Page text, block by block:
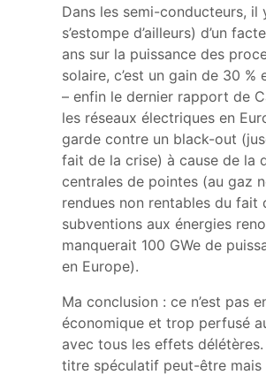
Dans les semi-conducteurs, il
s’estompe d’ailleurs) d’un
ans sur la puissance des
solaire, c’est un gain de 30 %
– enfin le dernier rapport de
les réseaux électriques en
garde contre un black-out
fait de la crise) à cause de la
centrales de pointes (au gaz
rendues non rentables du
subventions aux énergies
manquerait 100 GWe de
en Europe).
Ma conclusion : ce n’est pas
économique et trop perfusé
avec tous les effets
titre spéculatif peut-être mais